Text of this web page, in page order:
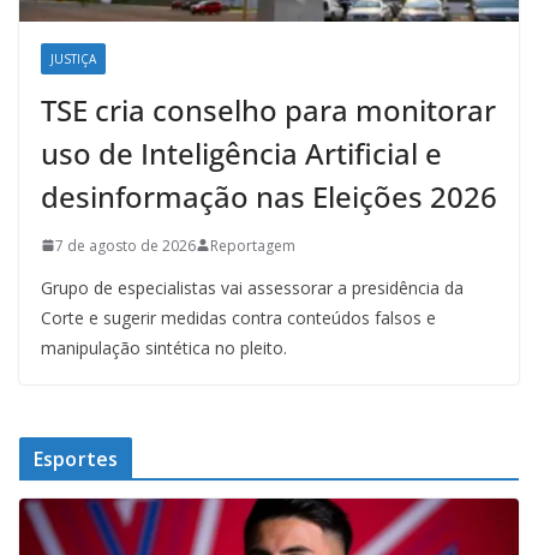
JUSTIÇA
TSE cria conselho para monitorar
uso de Inteligência Artificial e
desinformação nas Eleições 2026
7 de agosto de 2026 Reportagem
Grupo de especialistas vai assessorar a presidência da
Corte e sugerir medidas contra conteúdos falsos e
manipulação sintética no pleito.
Esportes